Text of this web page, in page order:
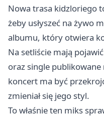
Nowa trasa kidzloriego
żeby usłyszeć na żywo
albumu, który otwiera
Na setliście mają
oraz single
koncert ma być
zmieniał się jego styl.
To właśnie ten miks